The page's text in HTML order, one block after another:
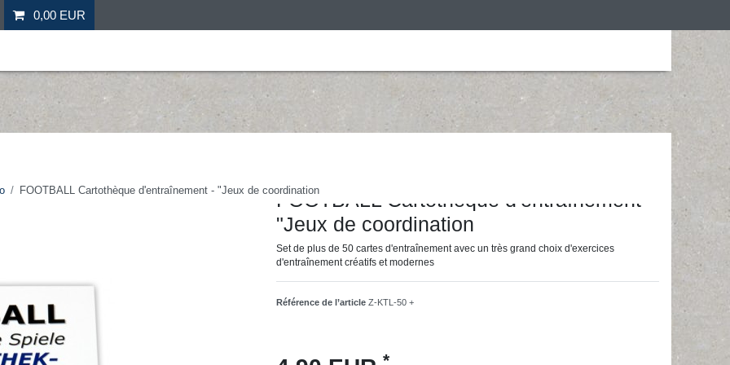
0,00 EUR
Fitness
FOOTBALL Cartothèque d'entraînement - "Jeux de coordinationFOOTBALL Cartothèque d'entraînement -
"Jeux de coordination
Set de plus de 50 cartes d'entraînement avec un très grand choix d'exercices
d'entraînement créatifs et modernes
Référence de l’article Z-KTL-50 +
*